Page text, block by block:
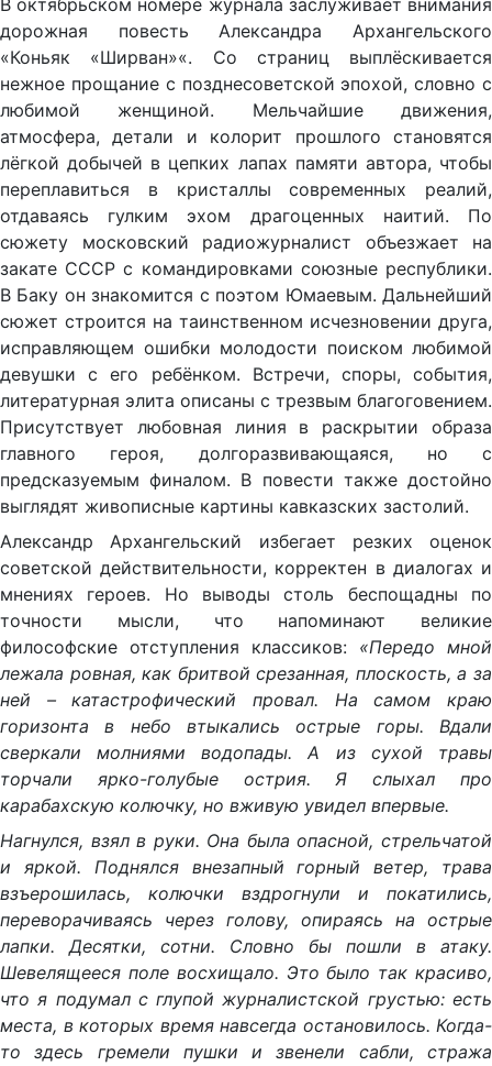
В октябрьском номере журнала заслуживает внимания
дорожная повесть Александра Архангельского
«Коньяк «Ширван»«. Со страниц выплёскивается
нежное прощание с позднесоветской эпохой, словно с
любимой женщиной. Мельчайшие движения,
атмосфера, детали и колорит прошлого становятся
лёгкой добычей в цепких лапах памяти автора, чтобы
переплавиться в кристаллы современных реалий,
отдаваясь гулким эхом драгоценных наитий. По
сюжету московский радиожурналист объезжает на
закате СССР с командировками союзные республики.
В Баку он знакомится с поэтом Юмаевым. Дальнейший
сюжет строится на таинственном исчезновении друга,
исправляющем ошибки молодости поиском любимой
девушки с его ребёнком. Встречи, споры, события,
литературная элита описаны с трезвым благоговением.
Присутствует любовная линия в раскрытии образа
главного героя, долгоразвивающаяся, но с
предсказуемым финалом. В повести также достойно
выглядят живописные картины кавказских застолий.
Александр Архангельский избегает резких оценок
советской действительности, корректен в диалогах и
мнениях героев. Но выводы столь беспощадны по
точности мысли, что напоминают великие
философские отступления классиков: «Передо мной
лежала ровная, как бритвой срезанная, плоскость, а за
ней – катастрофический провал. На самом краю
горизонта в небо втыкались острые горы. Вдали
сверкали молниями водопады. А из сухой травы
торчали ярко-голубые острия. Я слыхал про
карабахскую колючку, но вживую увидел впервые.
Нагнулся, взял в руки. Она была опасной, стрельчатой
и яркой. Поднялся внезапный горный ветер, трава
взъерошилась, колючки вздрогнули и покатились,
переворачиваясь через голову, опираясь на острые
лапки. Десятки, сотни. Словно бы пошли в атаку.
Шевелящееся поле восхищало. Это было так красиво,
что я подумал с глупой журналистской грустью: есть
места, в которых время навсегда остановилось. Когда-
то здесь гремели пушки и звенели сабли, стража